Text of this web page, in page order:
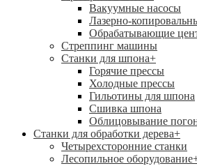
Вакуумные насосы
Лазерно-
Обрабатывающие
Стреппинг машины
Станки для шпона+
Горячие прессы
Холодные прессы
Гильотины для шпона
Сшивка шпона
Облицовывание
Станки для обработки дерева+
Четырехсторонние станки
Лесопильное оборудование